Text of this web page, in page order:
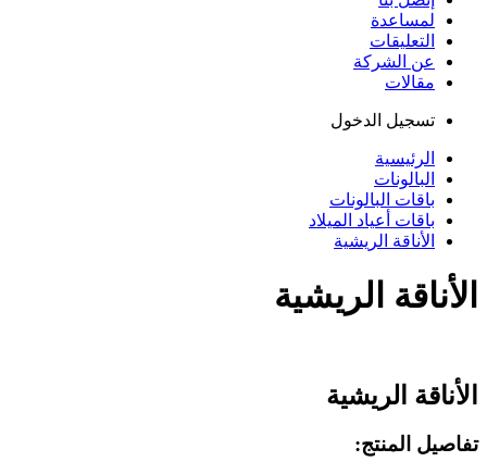
لمساعدة
التعليقات
عن الشركة
مقالات
تسجيل الدخول
الرئيسية
البالونات
باقات البالونات
باقات أعياد الميلاد
الأناقة الريشية
الأناقة الريشية
الأناقة الريشية
تفاصيل المنتج: